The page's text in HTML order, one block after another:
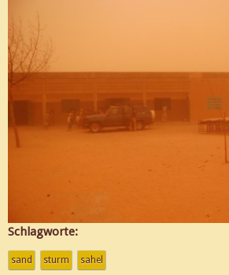
Schlagworte:
sand sturm sahel